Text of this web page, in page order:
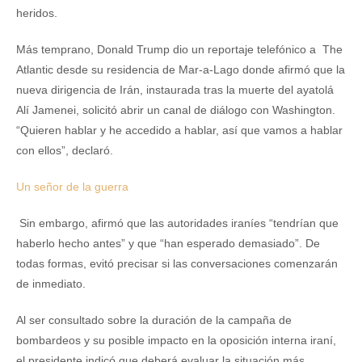
heridos.
Más temprano, Donald Trump dio un reportaje telefónico a The
Atlantic desde su residencia de Mar-a-Lago donde afirmó que la
nueva dirigencia de Irán, instaurada tras la muerte del ayatolá
Alí Jamenei, solicitó abrir un canal de diálogo con Washington.
“Quieren hablar y he accedido a hablar, así que vamos a hablar
con ellos”, declaró.
Un señor de la guerra
Sin embargo, afirmó que las autoridades iraníes “tendrían que
haberlo hecho antes” y que “han esperado demasiado”. De
todas formas, evitó precisar si las conversaciones comenzarán
de inmediato.
Al ser consultado sobre la duración de la campaña de
bombardeos y su posible impacto en la oposición interna iraní,